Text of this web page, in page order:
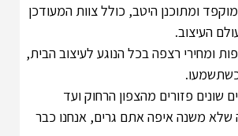
ומתוכנן היטב, כולל צוות המעודכן
העיצוב.
ומחירי רצפה בכל הנוגע לעיצוב הבית,
שונים פזורים מהצפון הרחוק ועד
שלא משנה איפה אתם גרים, אנחנו כבר